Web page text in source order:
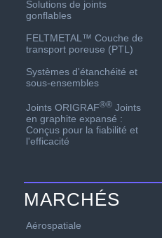
Solutions de joints
gonflables
FELTMETAL™ Couche de
transport poreuse (PTL)
Systèmes d'étanchéité et
sous-ensembles
Joints ORIGRAF®®Joints
en graphite expansé :
Conçus pour la fiabilité et
l'efficacité
MARCHÉS
Aérospatiale